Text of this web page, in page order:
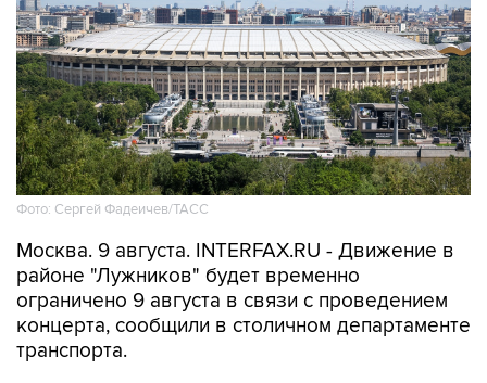
Фото: Сергей Фадеичев/ТАСС
Москва. 9 августа. INTERFAX.RU - Движение в
районе "Лужников" будет временно
ограничено 9 августа в связи с проведением
концерта, сообщили в столичном департаменте
транспорта.